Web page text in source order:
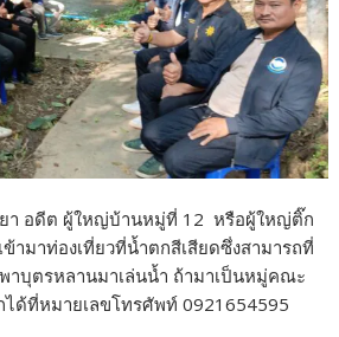
า อดีต ผู้ใหญ่บ้านหมู่ที่ 12 หรือผู้ใหญ่ติ๊ก
ามาท่องเที่ยวที่น้ำตกสีเสียดซึ่งสามารถที่
าบุตรหลานมาเล่นน้ำ ถ้ามาเป็นหมู่คณะ
ด้ที่หมายเลขโทรศัพท์ 0921654595